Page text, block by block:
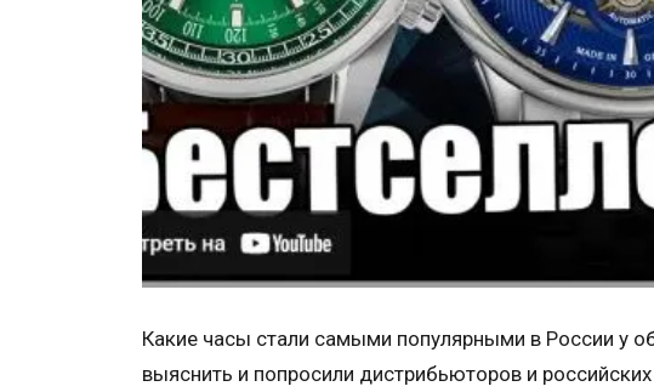
Какие часы стали самыми популярными в России у
выяснить и попросили дистрибьюторов и